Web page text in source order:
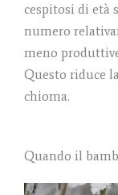
cespitosi di età
numero
meno
Questo riduce
chioma.
Quando il